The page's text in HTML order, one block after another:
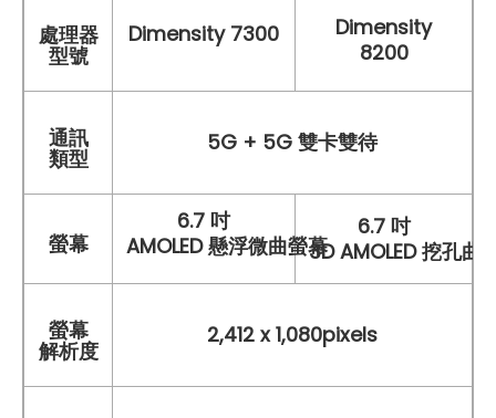
處理器
型號
Dimensity 7300
Dimensity
8200
通訊
類型
5G + 5G 雙卡雙待
螢幕
6.7 吋
AMOLED 懸浮微曲螢幕
6.7 吋
3D AMOLED 挖孔曲
螢幕
解析度
2,412 x 1,080pixels